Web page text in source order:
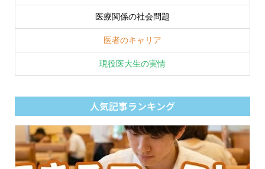
医療関係の社会問題
医者のキャリア
現役医大生の実情
人気記事ランキング